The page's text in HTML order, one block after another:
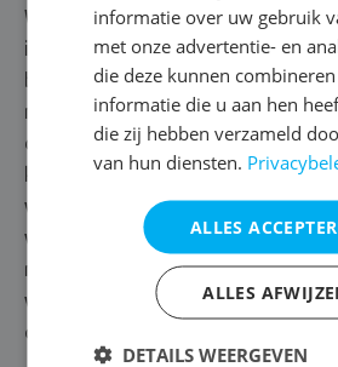
We schuiven een vloerdrainage
infiltreert in de keldervloer. In dat
bodem met waterafstotende lagen,
noppenmembraan. Het membraan
door zijn speciale structuur, die het
kanalen naar een verzamelput leidt.
we een waterpomp, die voorzien is
water vakkundig afvoert. Zo maken
met je vochtprobleem. Boven op de
we een betonvloer aan, die je
compleet maakt.
informatie over uw gebruik
met onze advertentie- en
die deze kunnen
informatie die u aan hen
die zij hebben verzameld
van hun diensten.
ALLES
ALLES
DETAILS WEERGEVEN